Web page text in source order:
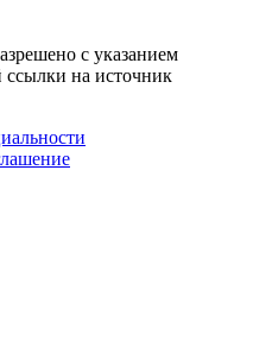
с указанием
на источник